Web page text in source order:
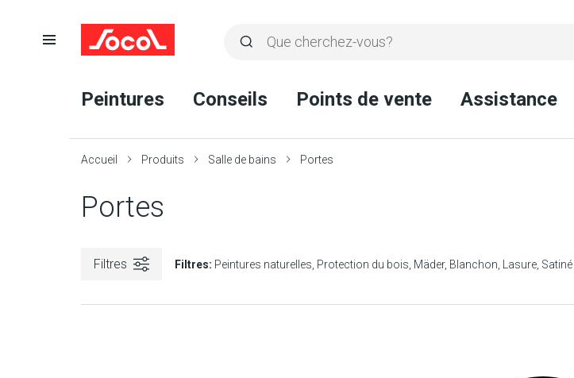
Rechercher
recherche
Ouvrir
Peintures Conseils Points de vente Assistance
Accueil Produits Salle de bains Portes
Portes
Filtres Filtres: Peintures naturelles Protection du bois Mäder Blanchon Lasure Satiné